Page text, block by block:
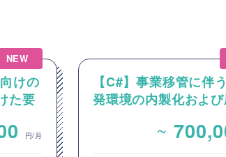
NEW
けの
た要
円/月
【C#】事業移管に伴
発環境の内製化およ
開発要員）~